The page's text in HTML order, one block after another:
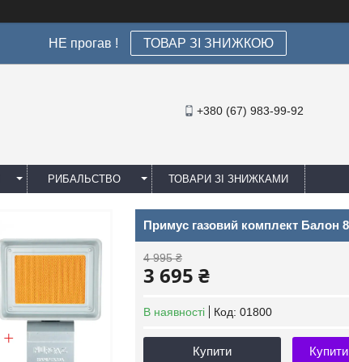
НЕ прогав ! ТОВАР ЗІ ЗНИЖКОЮ
+380 (67) 983-99-92
РИБАЛЬСТВО ТОВАРИ ЗІ ЗНИЖКАМИ
Примус газовий комплект Балон
4 995 ₴
3 695 ₴
В наявності Код: 01800
Купити